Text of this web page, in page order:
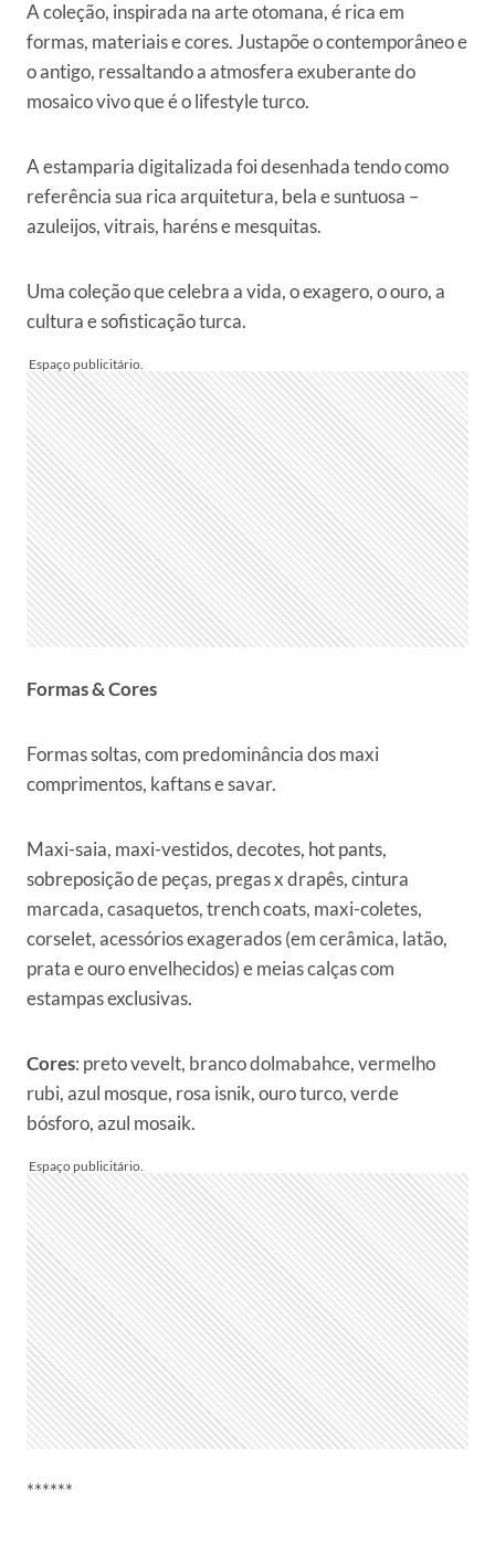
A coleção, inspirada na arte otomana, é rica em
formas, materiais e cores. Justapõe o contemporâneo e
o antigo, ressaltando a atmosfera exuberante do
mosaico vivo que é o lifestyle turco.
A estamparia digitalizada foi desenhada tendo como
referência sua rica arquitetura, bela e suntuosa –
azuleijos, vitrais, haréns e mesquitas.
Uma coleção que celebra a vida, o exagero, o ouro, a
cultura e sofisticação turca.
Formas & Cores
Formas soltas, com predominância dos maxi
comprimentos, kaftans e savar.
Maxi-saia, maxi-vestidos, decotes, hot pants,
sobreposição de peças, pregas x drapês, cintura
marcada, casaquetos, trench coats, maxi-coletes,
corselet, acessórios exagerados (em cerâmica, latão,
prata e ouro envelhecidos) e meias calças com
estampas exclusivas.
Cores: preto vevelt, branco dolmabahce, vermelho
rubi, azul mosque, rosa isnik, ouro turco, verde
bósforo, azul mosaik.
******